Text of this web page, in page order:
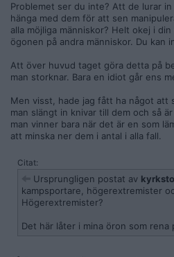
Problemet ser du inte? Att de lurar
hänga med dem för att sen
alla möjliga människor? Helt okej i
ögonen på andra människor. Du kan
Att över huvud taget göra detta på
man storknar. Bara en idiot går ens
Men visst, hade jag fått ha något att
man slängt in knivar till dem och så
man vinner bara när det är en som
att minska ner dem i antal i alla fall.
Citat:
Ursprungligen postat av
kampsportare, högerextremister
Högerextremister?
Det här låter i mina öron som rena